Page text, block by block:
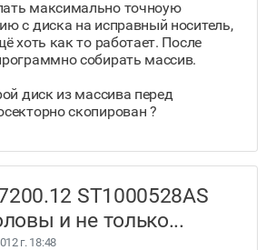
максимально точноую
с диска на исправный носитель,
хоть как то работает. После
собирать массив.
диск из массива перед
скопирован ?
ST1000528AS
и не только...
г. 18:48